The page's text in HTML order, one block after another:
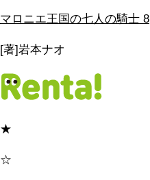
マロニエ王国の七人の騎士 8
[著]岩本ナオ
★
☆